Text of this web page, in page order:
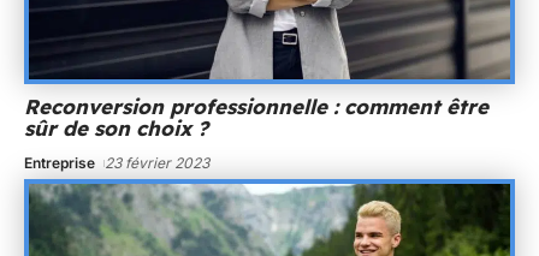
Reconversion professionnelle : comment être
sûr de son choix ?
Entreprise 23 février 2023